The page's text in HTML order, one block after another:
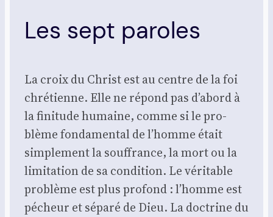
Les sept paroles
La croix du Christ est au centre de la foi
chré­tienne. Elle ne répond pas d’abord à
la fini­tude humaine, comme si le pro­
blème fon­da­men­tal de l’homme était
sim­ple­ment la souf­france, la mort ou la
limi­ta­tion de sa condi­tion. Le véri­table
pro­blème est plus pro­fond : l’homme est
pécheur et sépa­ré de Dieu. La doc­trine du